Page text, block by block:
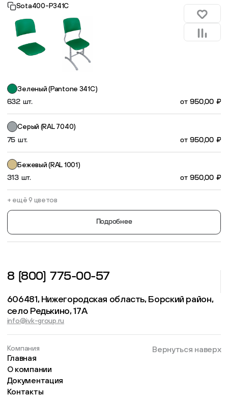
Зеленый (Pantone 341C)
632 шт. от950,00 ₽
Серый (RAL 7040)
75 шт. от950,00 ₽
Бежевый (RAL 1001)
313 шт. от950,00 ₽
+ ещё 9 цветов
Подробнее
Sota400-P341С
8 (800) 775-00-57
606481, Нижегородская область, Борский район,
село Редькино, 17А
info@ivk-group.ru
Компания
Главная
О компании
Документация
Контакты
Вернуться наверх
Пластиковые столешницы для школьных парт
Комплектующие для мебели